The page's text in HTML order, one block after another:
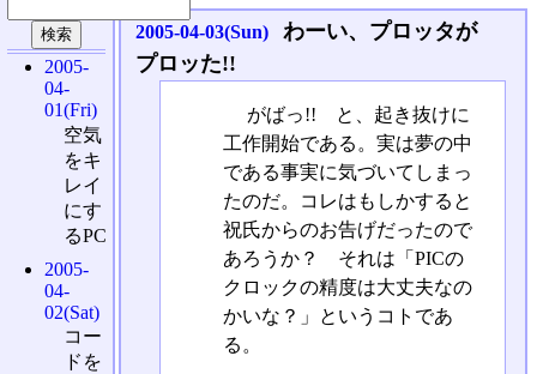
2005-04-03(Sun)
わーい、プロッタが
プロッた!!
がばっ!! と、起き抜けに
工作開始である。実は夢の中
である事実に気づいてしまっ
たのだ。コレはもしかすると
祝氏からのお告げだったので
あろうか？ それは「PICの
クロックの精度は大丈夫なの
かいな？」というコトであ
る。
2005-
04-
01(Fri)
空気
をキ
レイ
にす
るPC
2005-
04-
02(Sat)
コー
ドを